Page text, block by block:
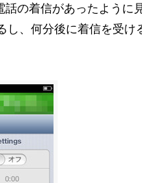
話の着信があったように
、何分後に着信を受け